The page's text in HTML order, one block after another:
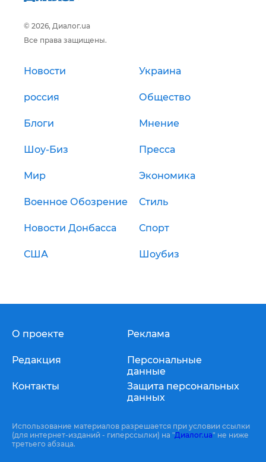
© 2026, Диалог.ua
Все права защищены.
Новости Украина
россия Общество
Блоги Мнение
Шоу-Биз Пресса
Мир Экономика
Военное Обозрение Стиль
Новости Донбасса Спорт
США Шоубиз
О проекте
Редакция
Контакты
Реклама
Персональные
данные
Защита персональных
данных
Использование материалов разрешается при условии ссылки
(для интернет-изданий - гиперссылки) на "Диалог.ua" не ниже
третьего абзаца.